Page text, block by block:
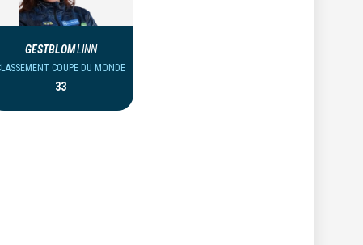
GESTBLOMLINN
COUPE DU MONDE
33